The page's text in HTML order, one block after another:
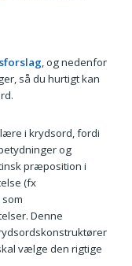
, og nedenfor
så du hurtigt kan
i krydsord, fordi
og
præposition i
(fx
Denne
vælge den rigtige